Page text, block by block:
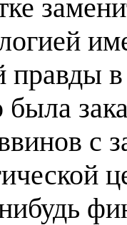
правды
была
с